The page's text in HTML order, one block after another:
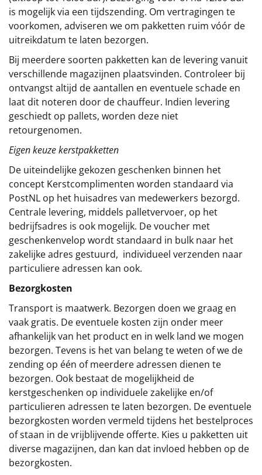
is mogelijk via een tijdszending. Om vertragingen te
voorkomen, adviseren we om pakketten ruim vóór de
uitreikdatum te laten bezorgen.
Bij meerdere soorten pakketten kan de levering vanuit
verschillende magazijnen plaatsvinden. Controleer bij
ontvangst altijd de aantallen en eventuele schade en
laat dit noteren door de chauffeur. Indien levering
geschiedt op pallets, worden deze niet
retourgenomen.
Eigen keuze kerstpakketten
De uiteindelijke gekozen geschenken binnen het
concept Kerstcomplimenten worden standaard via
PostNL op het huisadres van medewerkers bezorgd.
Centrale levering, middels palletvervoer, op het
bedrijfsadres is ook mogelijk. De voucher met
geschenkenvelop wordt standaard in bulk naar het
zakelijke adres gestuurd, individueel verzenden naar
particuliere adressen kan ook.
Bezorgkosten
Transport is maatwerk. Bezorgen doen we graag en
vaak gratis. De eventuele kosten zijn onder meer
afhankelijk van het product en in welk land we mogen
bezorgen. Tevens is het van belang te weten of we de
zending op één of meerdere adressen dienen te
bezorgen. Ook bestaat de mogelijkheid de
kerstgeschenken op individuele zakelijke en/of
particulieren adressen te laten bezorgen. De eventuele
bezorgkosten worden vermeld tijdens het bestelproces
of staan in de vrijblijvende offerte. Kies u pakketten uit
diverse magazijnen, dan kan dat invloed hebben op de
bezorgkosten.